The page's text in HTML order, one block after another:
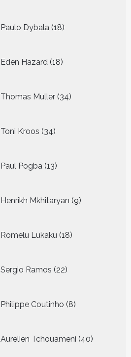
Paulo Dybala 18
producten
Eden Hazard 18
producten
Thomas Muller 34
producten
Toni Kroos 34
producten
Paul Pogba 13
producten
Henrikh Mkhitaryan 9
producten
Romelu Lukaku 18
producten
Sergio Ramos 22
producten
Philippe Coutinho 8
producten
Aurelien Tchouameni 40
producten